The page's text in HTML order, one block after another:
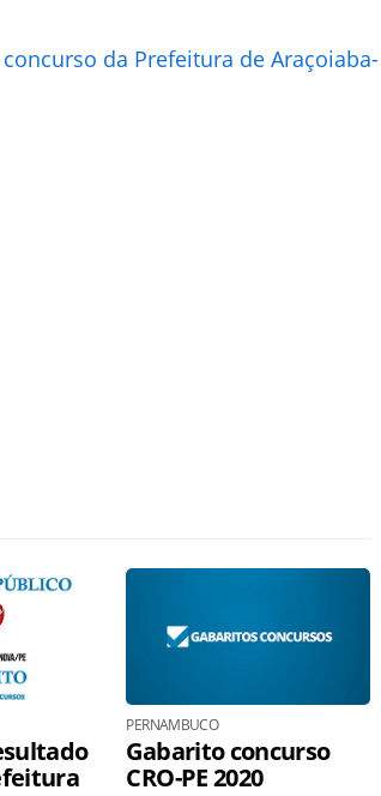
da Prefeitura de Araçoiaba-
PERNAMBUCO
Gabarito concurso
CRO-PE 2020